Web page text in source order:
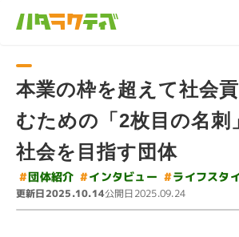
本業の枠を超えて社会
むための「2枚目の名刺
社会を目指す団体
#団体紹介 #インタビュー #ライフスタ
更新日2025.10.14公開日2025.09.24